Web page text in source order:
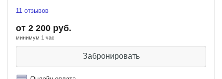
11 отзывов
от 2 200 руб.
минимум 1 час
Забронировать